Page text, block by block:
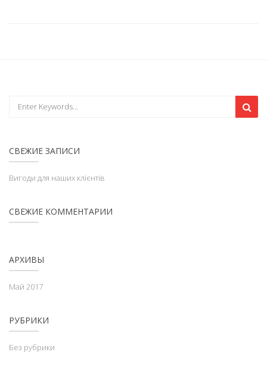
СВЕЖИЕ ЗАПИСИ
Вигоди для наших клієнтів
СВЕЖИЕ КОММЕНТАРИИ
АРХИВЫ
Май 2017
РУБРИКИ
Без рубрики